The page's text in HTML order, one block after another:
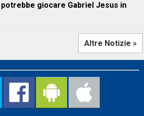
potrebbe giocare Gabriel Jesus in
Altre Notizie »